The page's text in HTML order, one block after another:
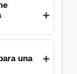
una